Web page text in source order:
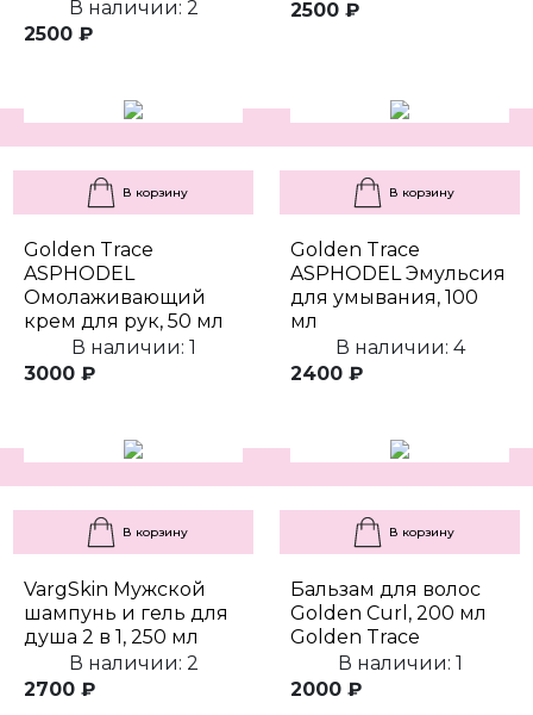
В наличии: 2
2500 ₽
2500 ₽
В корзину
Golden Trace
ASPHODEL
Омолаживающий
крем для рук, 50 мл
В наличии: 1
3000 ₽
В корзину
Golden Trace
ASPHODEL Эмульсия
для умывания, 100
мл
В наличии: 4
2400 ₽
В корзину
VargSkin Мужской
шампунь и гель для
душа 2 в 1, 250 мл
В наличии: 2
2700 ₽
В корзину
Бальзам для волос
Golden Curl, 200 мл
Golden Trace
В наличии: 1
2000 ₽